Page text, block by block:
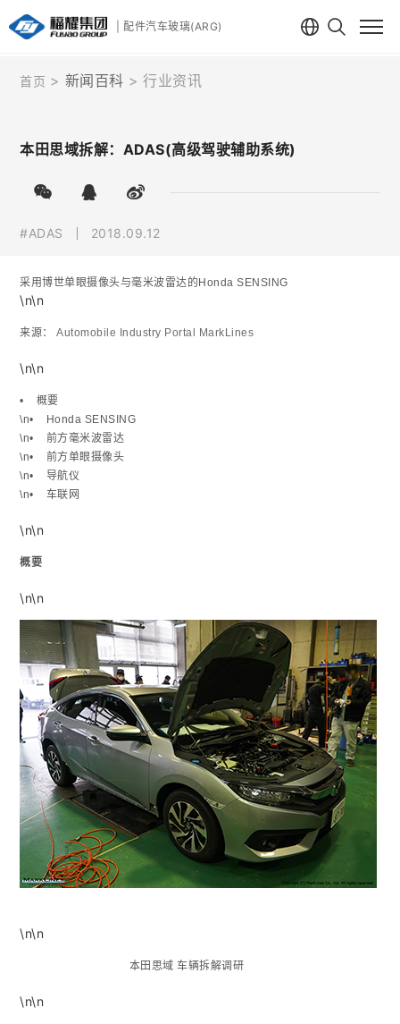
| 配件汽车玻璃(ARG)
首页 新闻百科 行业资讯
本田思域拆解：ADAS(高级驾驶辅助系统)
#ADAS 2018.09.12
采用博世单眼摄像头与毫米波雷达的Honda SENSING
\n\n
来源： Automobile Industry Portal MarkLines
\n\n
• 概要
\n• Honda SENSING
\n• 前方毫米波雷达
\n• 前方单眼摄像头
\n• 导航仪
\n• 车联网
\n\n
概要
\n\n
\n\n
本田思域 车辆拆解调研
\n\n